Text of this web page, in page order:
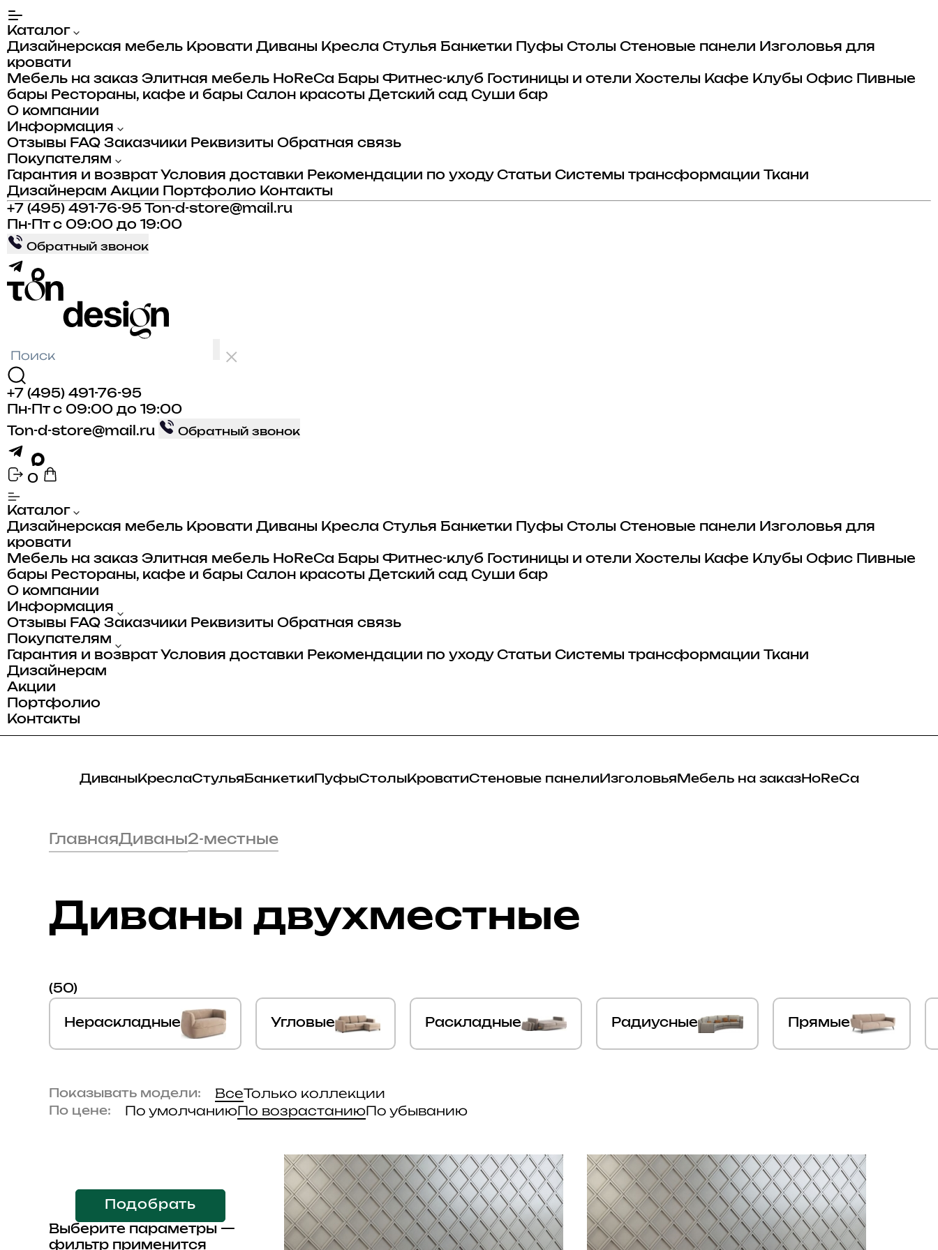
Каталог
Дизайнерская мебель Кровати Диваны Кресла Стулья Банкетки Пуфы Столы Стеновые панели Изголовья для
кровати
Мебель на заказ Элитная мебель HoReCa Бары Фитнес-клуб Гостиницы и отели Хостелы Кафе Клубы Офис
Пивные
бары Рестораны, кафе и бары Салон красоты Детский сад Суши бар
О компании
Информация
Отзывы FAQ Заказчики Реквизиты Обратная связь
Покупателям
Гарантия и возврат Условия доставки Рекомендации по уходу Статьи Системы трансформации
Ткани
Дизайнерам Акции Портфолио Контакты
+7 (495) 491-76-95
Ton-d-store@mail.ru
Пн-Пт с 09:00 до 19:00
Обратный звонок
+7 (495) 491-76-95
Пн-Пт с 09:00 до 19:00
Ton-d-store@mail.ru
Обратный звонок
0
Каталог
Дизайнерская мебель Кровати Диваны Кресла Стулья Банкетки Пуфы Столы Стеновые панели Изголовья для
кровати
Мебель на заказ Элитная мебель HoReCa Бары Фитнес-клуб Гостиницы и отели Хостелы Кафе Клубы Офис
Пивные
бары Рестораны, кафе и бары Салон красоты Детский сад Суши бар
О компании
Информация
Отзывы FAQ Заказчики Реквизиты Обратная связь
Покупателям
Гарантия и возврат Условия доставки Рекомендации по уходу Статьи Системы трансформации
Ткани
Дизайнерам
Акции
Портфолио
Контакты
ДиваныКреслаСтульяБанкеткиПуфыСтолыКроватиСтеновые панелиИзголовья Мебель на заказHoReCa
ГлавнаяДиваны2-местные
Диваны двухместные
(50)
Нераскладные Угловые Раскладные Радиусные Прямые
Подобрать
Выберите параметры —
фильтр применится
Показывать модели: ВсеТолько коллекции
По цене: По умолчаниюПо возрастаниюПо убыванию